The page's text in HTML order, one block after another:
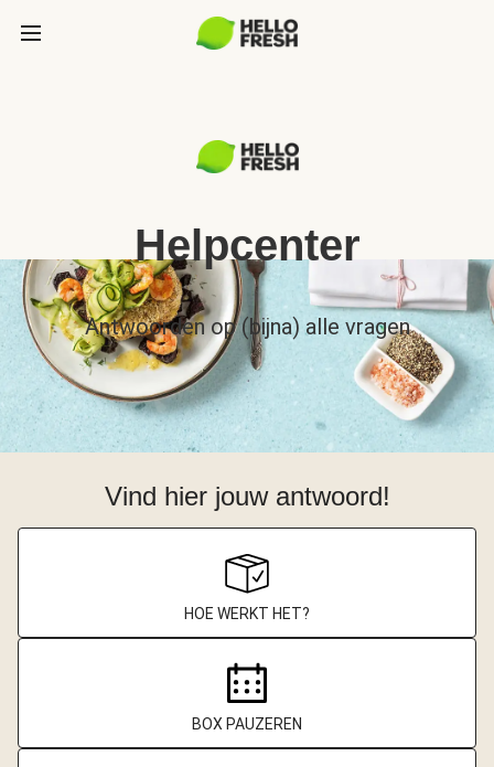
Helpcenter
Antwoorden op (bijna) alle vragen
Vind hier jouw antwoord!
HOE WERKT HET?
BOX PAUZEREN